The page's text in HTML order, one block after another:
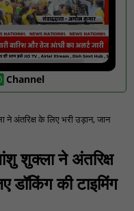
Channel
अंतरिक्ष के लिए भरी उड़ान, जान
ने अंतरिक्ष
डॉकिंग की टाइमिंग